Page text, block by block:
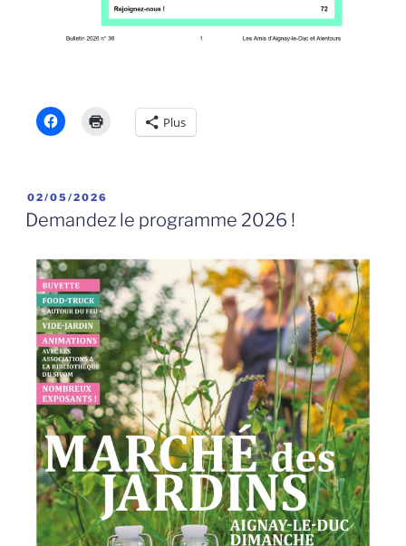
Plus
PUBLIÉ
LE
02/05/2026
Demandez le programme 2026 !